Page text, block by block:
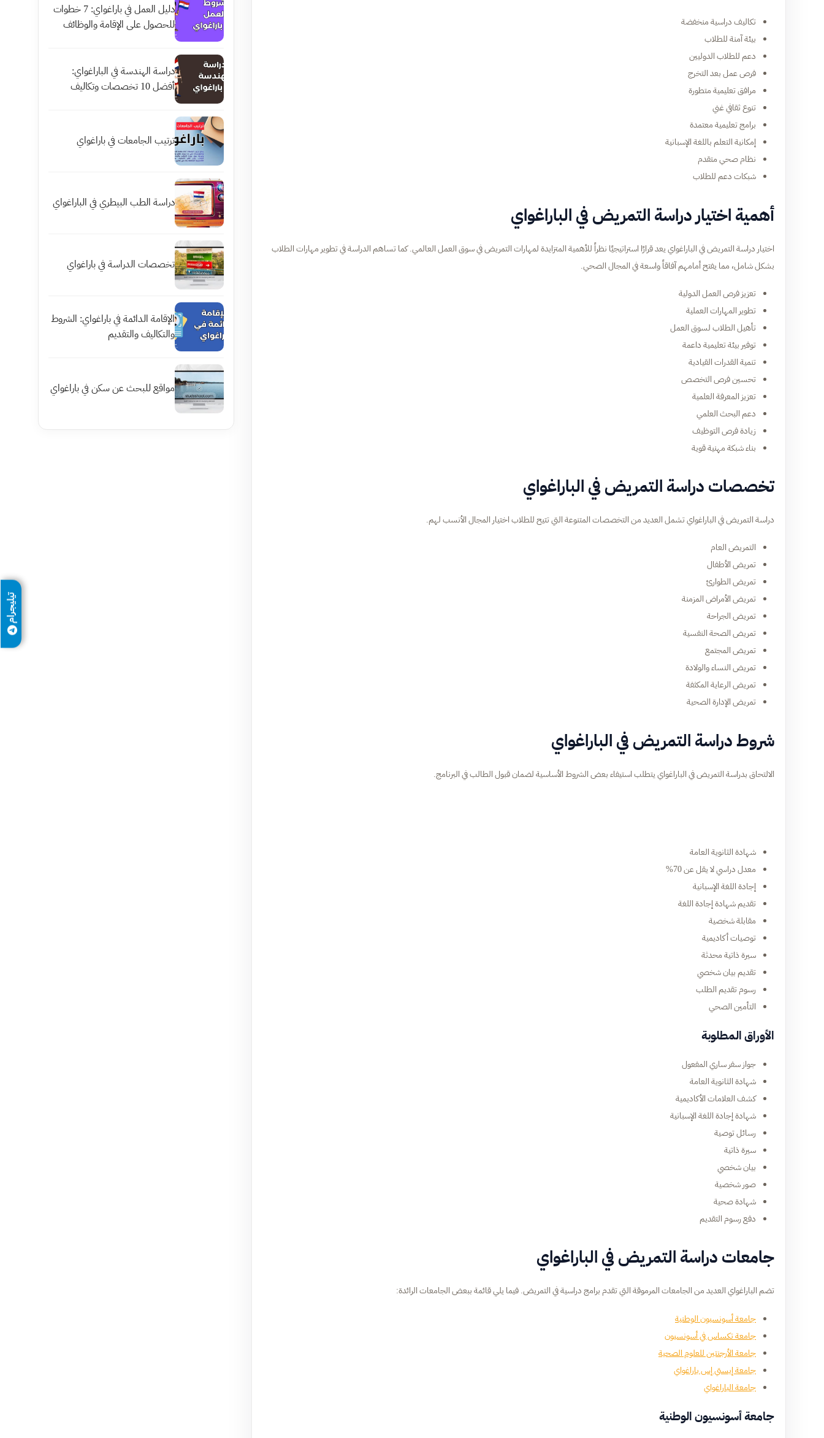
تكاليف دراسية منخفضة
بيئة آمنة للطلاب
دعم للطلاب الدوليين
فرص عمل بعد التخرج
مرافق تعليمية متطورة
تنوع ثقافي غني
برامج تعليمية معتمدة
إمكانية التعلم باللغة الإسبانية
نظام صحي متقدم
شبكات دعم للطلاب
أهمية اختيار دراسة التمريض في الباراغواي
اختيار دراسة التمريض في الباراغواي يعد قرارًا استراتيجيًا نظراً للأهمية المتزايدة لمهارات التمريض في سوق العمل العالمي. كما تساهم الدراسة في تطوير مهارات الطلاب
بشكل شامل، مما يفتح أمامهم آفاقاً واسعة في المجال الصحي.
تعزيز فرص العمل الدولية
تطوير المهارات العملية
تأهيل الطلاب لسوق العمل
توفير بيئة تعليمية داعمة
تنمية القدرات القيادية
تحسين فرص التخصص
تعزيز المعرفة العلمية
دعم البحث العلمي
زيادة فرص التوظيف
بناء شبكة مهنية قوية
تخصصات دراسة التمريض في الباراغواي
دراسة التمريض في الباراغواي تشمل العديد من التخصصات المتنوعة التي تتيح للطلاب اختيار المجال الأنسب لهم.
التمريض العام
تمريض الأطفال
تمريض الطوارئ
تمريض الأمراض المزمنة
تمريض الجراحة
تمريض الصحة النفسية
تمريض المجتمع
تمريض النساء والولادة
تمريض الرعاية المكثفة
تمريض الإدارة الصحية
شروط دراسة التمريض في الباراغواي
الالتحاق بدراسة التمريض في الباراغواي يتطلب استيفاء بعض الشروط الأساسية لضمان قبول الطالب في البرنامج.
شهادة الثانوية العامة
معدل دراسي لا يقل عن 70%
إجادة اللغة الإسبانية
تقديم شهادة إجادة اللغة
مقابلة شخصية
توصيات أكاديمية
سيرة ذاتية محدثة
تقديم بيان شخصي
رسوم تقديم الطلب
التأمين الصحي
الأوراق المطلوبة
جواز سفر ساري المفعول
شهادة الثانوية العامة
كشف العلامات الأكاديمية
شهادة إجادة اللغة الإسبانية
رسائل توصية
سيرة ذاتية
بيان شخصي
صور شخصية
شهادة صحية
دفع رسوم التقديم
جامعات دراسة التمريض في الباراغواي
تضم الباراغواي العديد من الجامعات المرموقة التي تقدم برامج دراسية في التمريض. فيما يلي قائمة ببعض الجامعات الرائدة:
جامعة أسونسيون الوطنية
جامعة تكساس في أسونسيون
جامعة الأرجنتين للعلوم الصحية
جامعة إيستي إس باراغواي
جامعة الباراغواي
جامعة أسونسيون الوطنية
دليل العمل في باراغواي: 7 خطوات
للحصول على الإقامة والوظائف
دراسة الهندسة في الباراغواي:
أفضل 10 تخصصات وتكاليف
ترتيب الجامعات في باراغواي
دراسة الطب البيطري في الباراغواي
تخصصات الدراسة في باراغواي
الإقامة الدائمة في باراغواي: الشروط
والتكاليف والتقديم
مواقع للبحث عن سكن في باراغواي
تيليجرام